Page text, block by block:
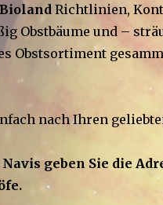
BiolandRichtlinien,
Obstbäume und –
Obstsortiment
nach Ihren
geben Sie die